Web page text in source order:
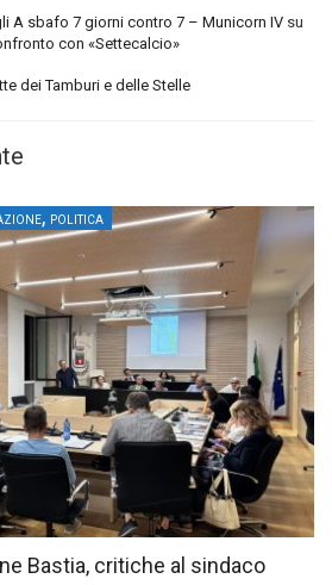
A sbafo 7 giorni contro 7 – Municorn IV su
con «Settecalcio»
dei Tamburi e delle Stelle
, POLITICA
Bastia, critiche al sindaco